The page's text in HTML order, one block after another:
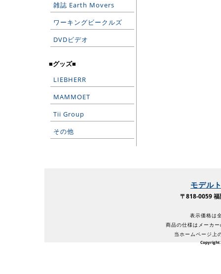
雑誌 Earth Movers
ワーキングビークルズ
DVDビデオ
■グッズ■
LIEBHERR
MAMMOET
Tii Group
その他
モデル
〒818-0059
表示価格は
商品の仕様はメーカ
当ホームページ上
Copyright